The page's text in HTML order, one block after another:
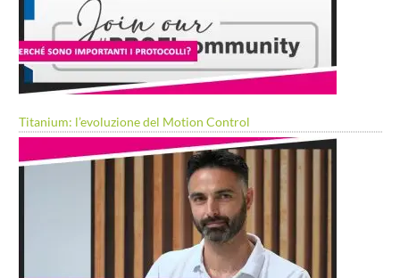
Titanium: l’evoluzione del Motion Control